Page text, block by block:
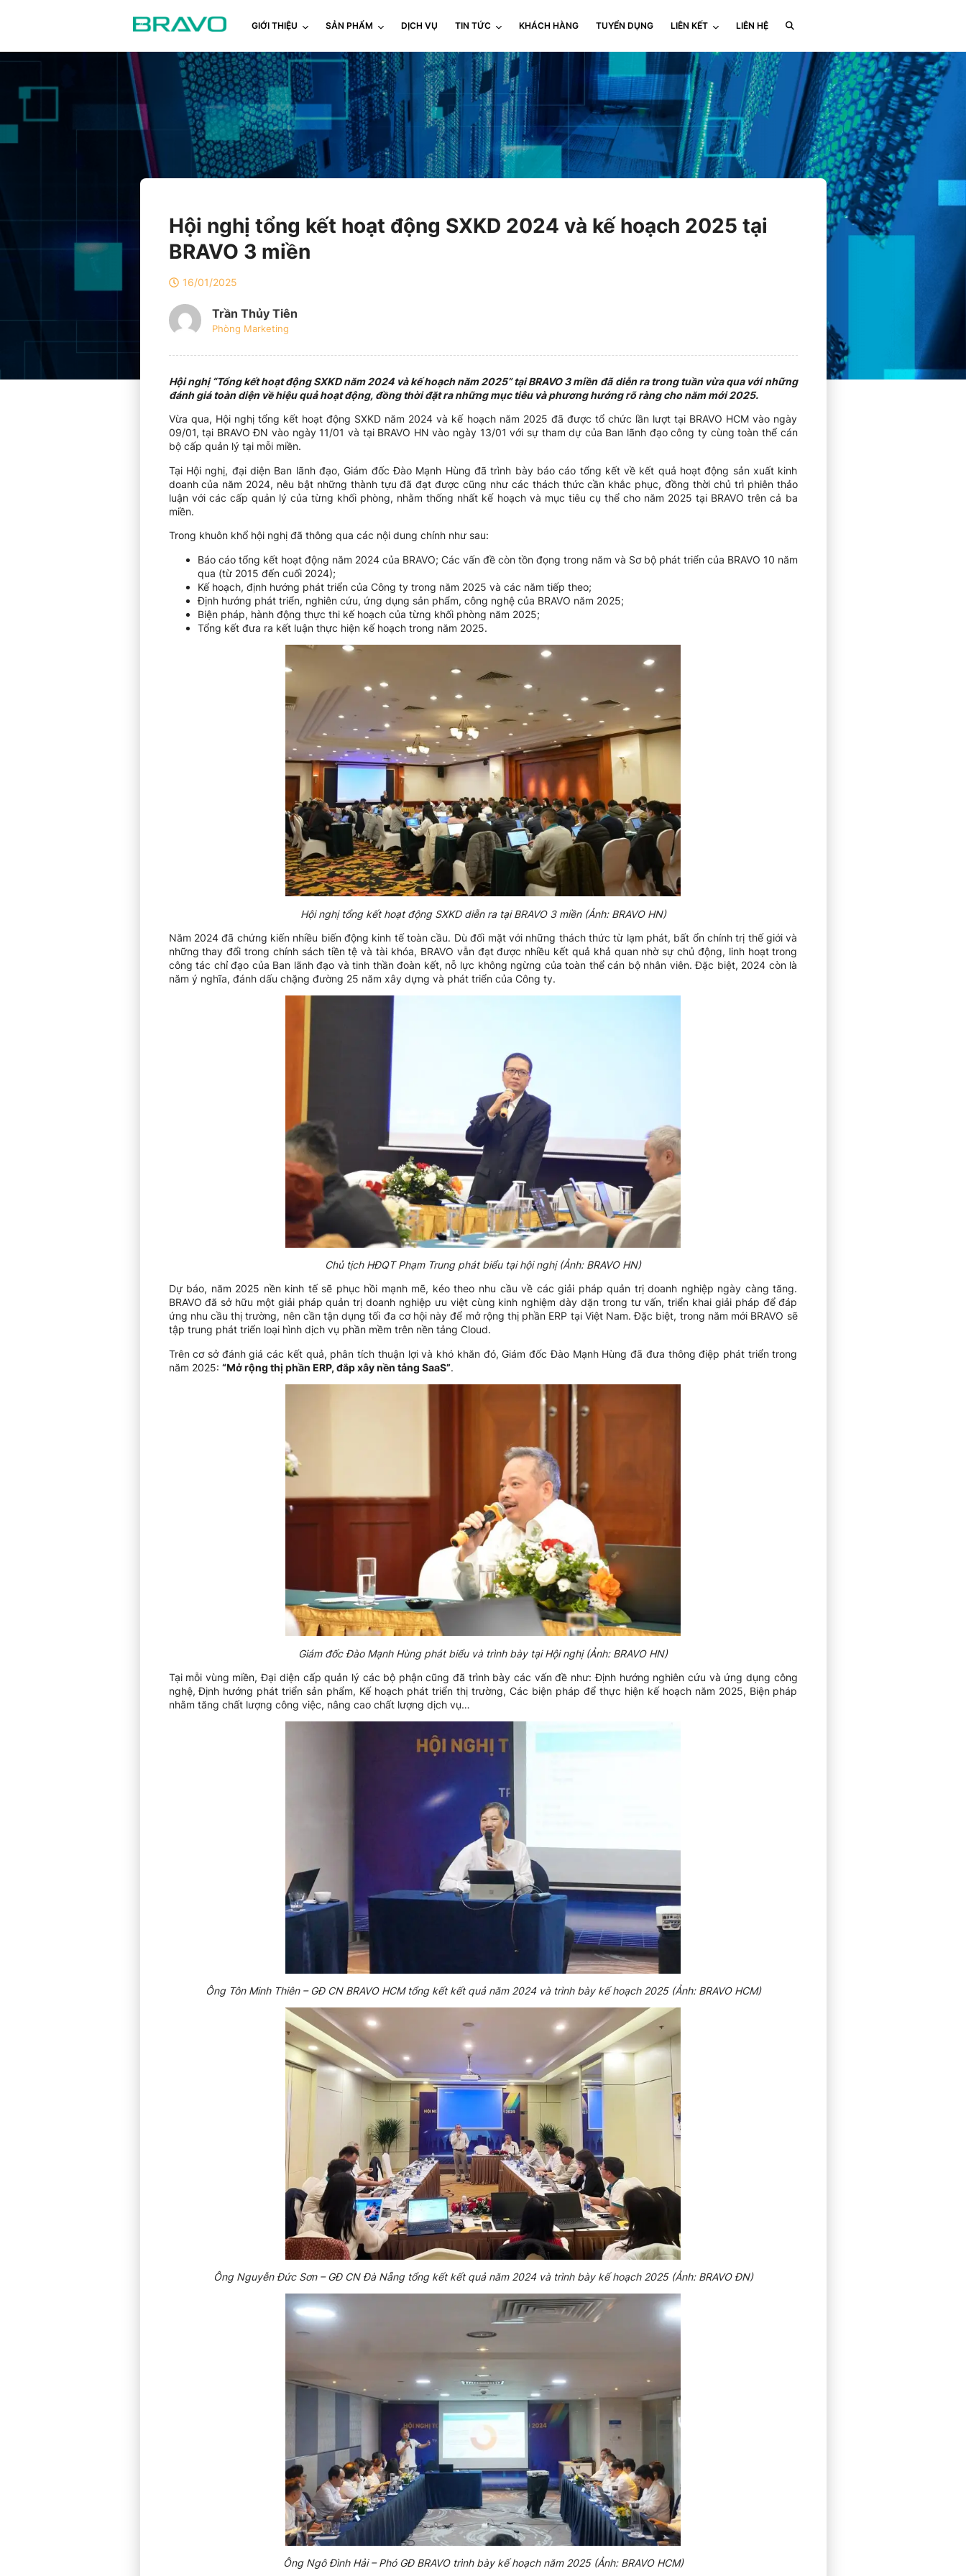
GIỚI THIỆU SẢN PHẨM DỊCH VỤ TIN TỨC KHÁCH HÀNG TUYỂN DỤNG LIÊN KẾT LIÊN HỆ
Hội nghị tổng kết hoạt động SXKD 2024 và kế hoạch 2025 tại
BRAVO 3 miền
16/01/2025
Trần Thủy Tiên
Phòng Marketing
Hội nghị “Tổng kết hoạt động SXKD năm 2024 và kế hoạch năm 2025” tại BRAVO 3 miền đã diễn ra trong tuần vừa qua với những
đánh giá toàn diện về hiệu quả hoạt động, đồng thời đặt ra những mục tiêu và phương hướng rõ ràng cho năm mới 2025.
Vừa qua, Hội nghị tổng kết hoạt động SXKD năm 2024 và kế hoạch năm 2025 đã được tổ chức lần lượt tại BRAVO HCM vào ngày
09/01, tại BRAVO ĐN vào ngày 11/01 và tại BRAVO HN vào ngày 13/01 với sự tham dự của Ban lãnh đạo công ty cùng toàn thể cán
bộ cấp quản lý tại mỗi miền.
Tại Hội nghị, đại diện Ban lãnh đạo, Giám đốc Đào Mạnh Hùng đã trình bày báo cáo tổng kết về kết quả hoạt động sản xuất kinh
doanh của năm 2024, nêu bật những thành tựu đã đạt được cũng như các thách thức cần khắc phục, đồng thời chủ trì phiên thảo
luận với các cấp quản lý của từng khối phòng, nhằm thống nhất kế hoạch và mục tiêu cụ thể cho năm 2025 tại BRAVO trên cả ba
miền.
Trong khuôn khổ hội nghị đã thông qua các nội dung chính như sau:
Báo cáo tổng kết hoạt động năm 2024 của BRAVO; Các vấn đề còn tồn đọng trong năm và Sơ bộ phát triển của BRAVO 10 năm
qua (từ 2015 đến cuối 2024);
Kế hoạch, định hướng phát triển của Công ty trong năm 2025 và các năm tiếp theo;
Định hướng phát triển, nghiên cứu, ứng dụng sản phẩm, công nghệ của BRAVO năm 2025;
Biện pháp, hành động thực thi kế hoạch của từng khối phòng năm 2025;
Tổng kết đưa ra kết luận thực hiện kế hoạch trong năm 2025.
Hội nghị tổng kết hoạt động SXKD diễn ra tại BRAVO 3 miền (Ảnh: BRAVO HN)
Năm 2024 đã chứng kiến nhiều biến động kinh tế toàn cầu. Dù đối mặt với những thách thức từ lạm phát, bất ổn chính trị thế giới và
những thay đổi trong chính sách tiền tệ và tài khóa, BRAVO vẫn đạt được nhiều kết quả khả quan nhờ sự chủ động, linh hoạt trong
công tác chỉ đạo của Ban lãnh đạo và tinh thần đoàn kết, nỗ lực không ngừng của toàn thể cán bộ nhân viên. Đặc biệt, 2024 còn là
năm ý nghĩa, đánh dấu chặng đường 25 năm xây dựng và phát triển của Công ty.
Chủ tịch HĐQT Phạm Trung phát biểu tại hội nghị (Ảnh: BRAVO HN)
Dự báo, năm 2025 nền kinh tế sẽ phục hồi mạnh mẽ, kéo theo nhu cầu về các giải pháp quản trị doanh nghiệp ngày càng tăng.
BRAVO đã sở hữu một giải pháp quản trị doanh nghiệp ưu việt cùng kinh nghiệm dày dặn trong tư vấn, triển khai giải pháp để đáp
ứng nhu cầu thị trường, nên cần tận dụng tối đa cơ hội này để mở rộng thị phần ERP tại Việt Nam. Đặc biệt, trong năm mới BRAVO sẽ
tập trung phát triển loại hình dịch vụ phần mềm trên nền tảng Cloud.
Trên cơ sở đánh giá các kết quả, phân tích thuận lợi và khó khăn đó, Giám đốc Đào Mạnh Hùng đã đưa thông điệp phát triển trong
năm 2025: “Mở rộng thị phần ERP, đắp xây nền tảng SaaS”.
Giám đốc Đào Mạnh Hùng phát biểu và trình bày tại Hội nghị (Ảnh: BRAVO HN)
Tại mỗi vùng miền, Đại diện cấp quản lý các bộ phận cũng đã trình bày các vấn đề như: Định hướng nghiên cứu và ứng dụng công
nghệ, Định hướng phát triển sản phẩm, Kế hoạch phát triển thị trường, Các biện pháp để thực hiện kế hoạch năm 2025, Biện pháp
nhằm tăng chất lượng công việc, nâng cao chất lượng dịch vụ…
Ông Tôn Minh Thiên – GĐ CN BRAVO HCM tổng kết kết quả năm 2024 và trình bày kế hoạch 2025 (Ảnh: BRAVO HCM)
Ông Nguyễn Đức Sơn – GĐ CN Đà Nẵng tổng kết kết quả năm 2024 và trình bày kế hoạch 2025 (Ảnh: BRAVO ĐN)
Ông Ngô Đình Hải – Phó GĐ BRAVO trình bày kế hoạch năm 2025 (Ảnh: BRAVO HCM)